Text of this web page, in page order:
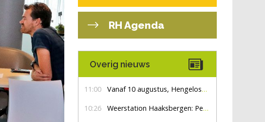
RH Agenda
Overig nieuws
11:00 Vanaf 10 augustus, Hengelosestraat drie weken dicht voor doorgaand verkeer
10:26 Weerstation Haaksbergen: Perioden met zon en droog